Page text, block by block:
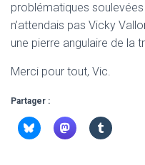
problématiques
n’attendais pas Vicky
une pierre angulaire de la
Merci pour tout, Vic.
Partager :